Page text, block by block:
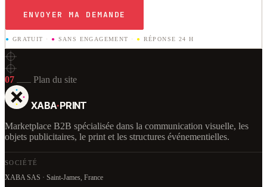
ENVOYER MA DEMANDE
● GRATUIT · ● SANS ENGAGEMENT · ● RÉPONSE 24 H
07 Plan du site
XABA·PRINT
Marketplace B2B spécialisée dans la communication visuelle, les
objets publicitaires, le print et les structures événementielles.
SOCIÉTÉ
XABA SAS · Saint-James, France